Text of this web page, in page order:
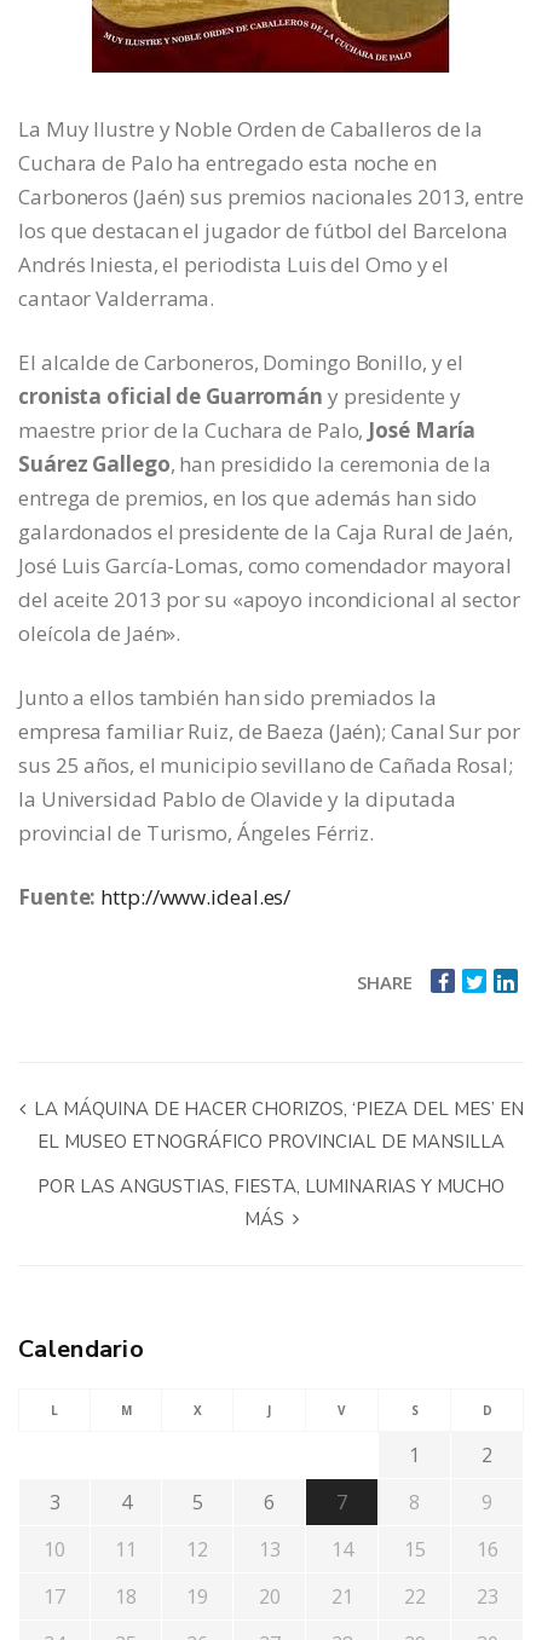
La Muy Ilustre y Noble Orden de Caballeros de la
Cuchara de Palo ha entregado esta noche en
Carboneros (Jaén) sus premios nacionales 2013, entre
los que destacan el jugador de fútbol del Barcelona
Andrés Iniesta, el periodista Luis del Omo y el
cantaor Valderrama.
El alcalde de Carboneros, Domingo Bonillo, y el
cronista oficial de Guarromán y presidente y
maestre prior de la Cuchara de Palo, José María
Suárez Gallego, han presidido la ceremonia de la
entrega de premios, en los que además han sido
galardonados el presidente de la Caja Rural de Jaén,
José Luis García-Lomas, como comendador mayoral
del aceite 2013 por su «apoyo incondicional al sector
oleícola de Jaén».
Junto a ellos también han sido premiados la
empresa familiar Ruiz, de Baeza (Jaén); Canal Sur por
sus 25 años, el municipio sevillano de Cañada Rosal;
la Universidad Pablo de Olavide y la diputada
provincial de Turismo, Ángeles Férriz.
Fuente: http://www.ideal.es/
SHARE
LA MÁQUINA DE HACER CHORIZOS, ‘PIEZA DEL MES’ EN
EL MUSEO ETNOGRÁFICO PROVINCIAL DE MANSILLA
POR LAS ANGUSTIAS, FIESTA, LUMINARIAS Y MUCHO
MÁS
Calendario
L M X J V S D
1
2
3
4 5 6 7 8
9
10
11 12 13 14 15
16
17
18 19 20 21 22
23